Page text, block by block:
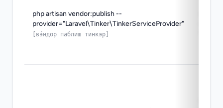
php artisan vendor:publish --
provider="Laravel\Tinker\TinkerServiceProvider"
[вэ́ндор паблиш тинкэр]